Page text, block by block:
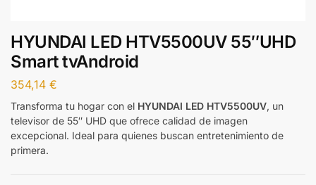
HYUNDAI LED HTV5500UV 55″UHD
Smart tvAndroid
354,14 €
Transforma tu hogar con el HYUNDAI LED HTV5500UV, un
televisor de 55″ UHD que ofrece calidad de imagen
excepcional. Ideal para quienes buscan entretenimiento de
primera.